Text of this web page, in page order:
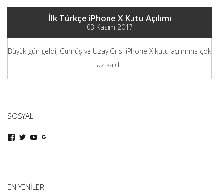
İlk Türkçe iPhone X Kutu Açılımı
03 Kasım 2017
Büyük gün geldi, Gümüş ve Uzay Grisi iPhone X kutu açılımına çok
az kaldı.
SOSYAL
iphoneturka
profilini
iphoneturka
profilini
iphoneturka
profiliniprofilini
EN YENILER